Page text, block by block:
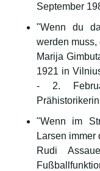
September
"Wenn du
werden muss,
Marija
1921 in
- 2.
"Wenn im
Larsen immer
Rudi